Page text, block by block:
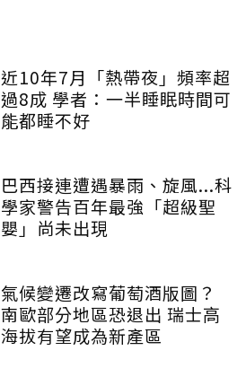
近10年7月「熱帶夜」頻率超
過8成 學者：一半睡眠時間可
能都睡不好
巴西接連遭遇暴雨、旋風...科
學家警告百年最強「超級聖
嬰」尚未出現
氣候變遷改寫葡萄酒版圖？
南歐部分地區恐退出 瑞士高
海拔有望成為新產區